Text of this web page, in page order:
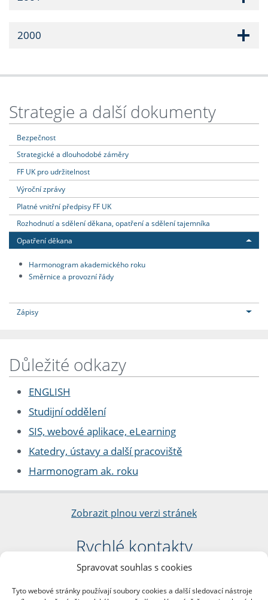
Spravovat souhlas s cookies
Tyto webové stránky používají soubory cookies a další sledovací nástroje
2000
Strategie a další dokumenty
Bezpečnost
Strategické a dlouhodobé záměry
FF UK pro udržitelnost
Výroční zprávy
Platné vnitřní předpisy FF UK
Rozhodnutí a sdělení děkana, opatření a sdělení tajemníka
Opatření děkana
Harmonogram akademického roku
Směrnice a provozní řády
Zápisy
Důležité odkazy
ENGLISH
Studijní oddělení
SIS, webové aplikace, eLearning
Katedry, ústavy a další pracoviště
Harmonogram ak. roku
Zobrazit plnou verzi stránek
Rychlé kontakty
Filozofická fakulta
nám. Jana Palacha 1/2